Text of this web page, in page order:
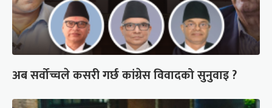
अब सर्वोच्चले कसरी गर्छ कांग्रेस विवादको सुनुवाइ ?